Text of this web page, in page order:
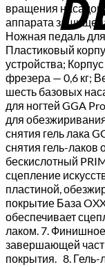
вращения
аппарата
Ножная педаль
Пластиковый
устройства;
фрезера — 0,6 кг;
шесть базовых
для ногтей GGA
для
снятия гель лака
снятия гель-
бескислотный
сцепление
пластиной,
покрытие База
обеспечивает
лаком. 7.
завершающей
покрытия. 8. Гель-